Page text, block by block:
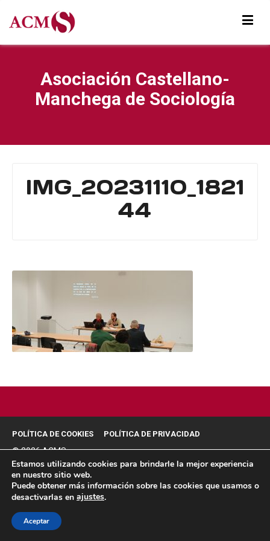
Asociación Castellano-
Manchega de Sociología
IMG_20231110_1821
44
POLÍTICA DE COOKIES POLÍTICA DE PRIVACIDAD
© 2026 ACMS.
Estamos utilizando cookies para brindarle la mejor experiencia
en nuestro sitio web.
Puede obtener más información sobre las cookies que usamos o
desactivarlas en ajustes.
Aceptar